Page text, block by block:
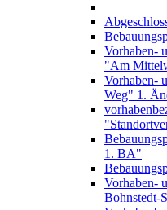
Vorhaben-
"Am
Vorhaben-
Weg" 1.
1. BA"
Vorhaben-
Bohnstedt-